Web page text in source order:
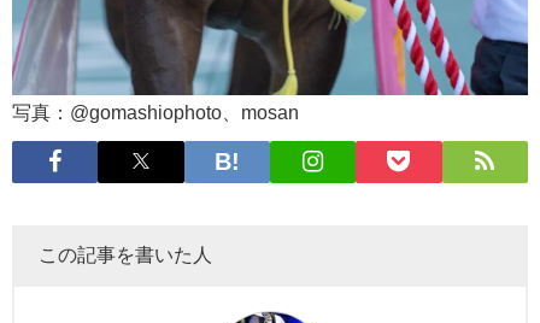
写真：@gomashiophoto、mosan
この記事を書いた人